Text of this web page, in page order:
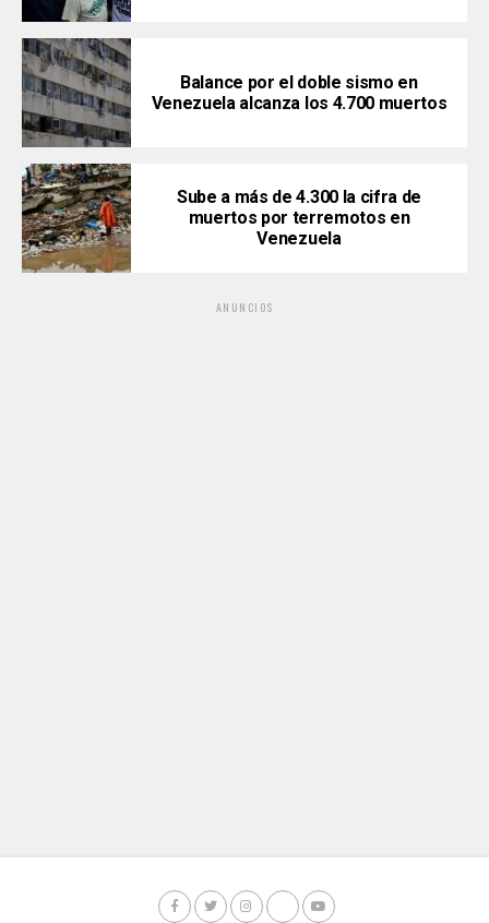
Balance por el doble sismo en
Venezuela alcanza los 4.700 muertos
Sube a más de 4.300 la cifra de
muertos por terremotos en
Venezuela
ANUNCIOS